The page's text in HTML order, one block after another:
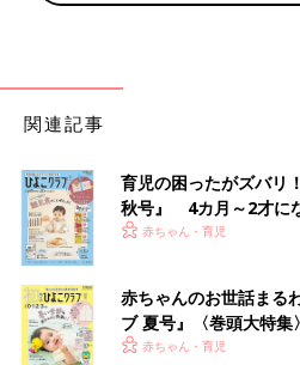
柄ワンピース。パフスリーブや、す
やすいのもGOOD！1枚でお出かけ
パンツを合わせてカジュアルに着
で展開しているため、きょうだいや
すすめです♪
着まわし力抜群！今期トレ
関連記事
育児の困ったがズバリ
秋号』 4カ月～2才に
いっぱい！
赤ちゃん・育児
赤ちゃんのお世話まる
ブ 夏号』〈巻頭大特
く！ おっぱい・ミルク
赤ちゃん・育児